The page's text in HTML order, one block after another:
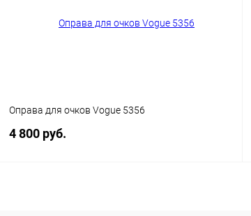
Оправа для очков Vogue 5356
4 800 руб.